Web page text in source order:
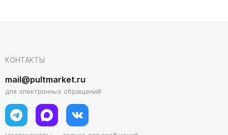
КОНТАКТЫ
mail@pultmarket.ru
для электронных обращений